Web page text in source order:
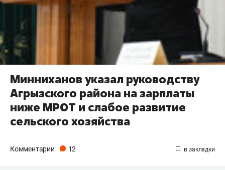
​Минниханов указал руководству
Агрызского района на зарплаты
ниже МРОТ и слабое развитие
сельского хозяйства
Комментарии 12